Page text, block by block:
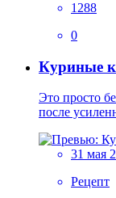
1288
0
Куриные
Это просто
после
31 мая
Рецепт